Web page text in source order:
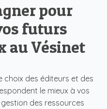
pour
futurs
au Vésinet
choix des éditeurs et des
le mieux à vos
des ressources